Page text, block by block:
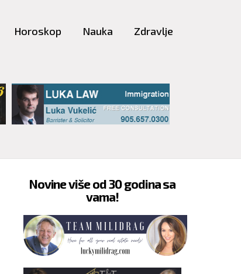
Horoskop Nauka Zdravlje
Novine više od 30 godina sa
vama!